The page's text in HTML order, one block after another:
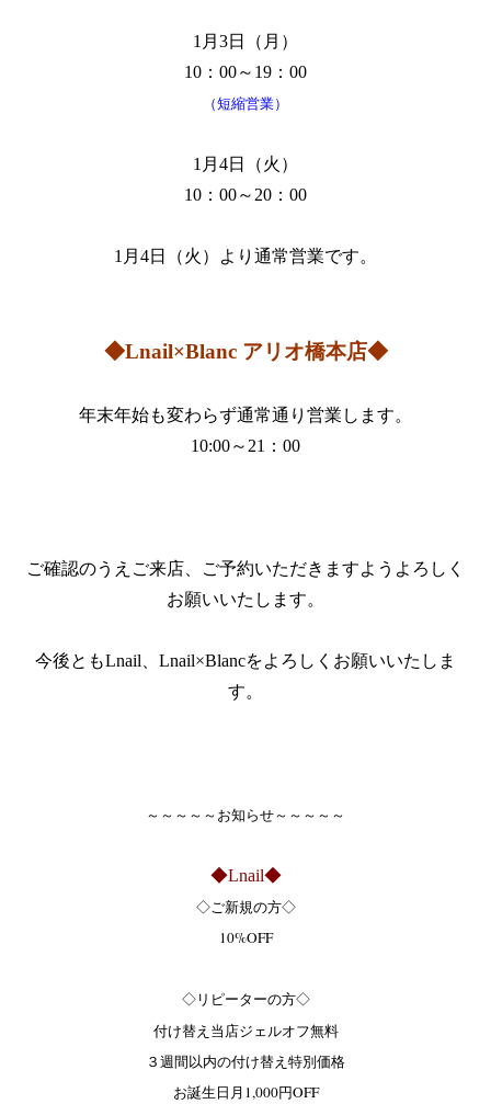
1月3日（月）
10：00～19：00
（短縮営業）
1月4日（火）
10：00～20：00
1月4日（火）より通常営業です。
◆Lnail×Blanc アリオ橋本店◆
年末年始も変わらず通常通り営業します。
10:00～21：00
ご確認のうえご来店、ご予約いただきますようよろしく
お願いいたします。
今後ともLnail、Lnail×Blancをよろしくお願いいたしま
す。
～～～～～お知らせ～～～～～
◆Lnail◆
◇ご新規の方◇
10%OFF
◇リピーターの方◇
付け替え当店ジェルオフ無料
３週間以内の付け替え特別価格
お誕生日月1,000円OFF